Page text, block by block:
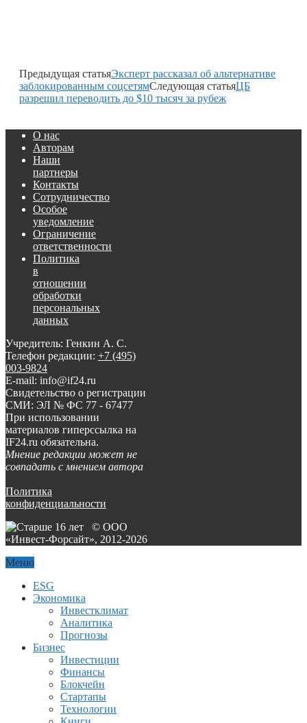
Предыдущая статьяЭксперт рассказал об альтернативе
заблокированным соцсетямСледующая статьяЦБ
разрешил переводить до $10 тысяч за рубеж
О нас
Авторам
Наши
партнеры
Контакты
Сотрудничество
Особое
уведомление
Ограничение
ответственности
Политика
в
отношении
обработки
персональных
данных
Учредитель: Генкин А. С.
Телефон редакции: +7 (495)
003-9824
E-mail: info@if24.ru
Свидетельство о регистрации
СМИ: ЭЛ № ФС 77 - 67477
При использовании
материалов гиперссылка на
IF24.ru обязательна.
Мнение редакции может не
совпадать с мнением автора
Политика
конфиденциальности
© ООО
«Инвест-Форсайт», 2012-2026
Меню
ESG
Экономика
Инвестклимат
Аналитика
Прогнозы
Бизнес
Инвестиции
Финансы
Блокчейн
Стартапы
Технологии